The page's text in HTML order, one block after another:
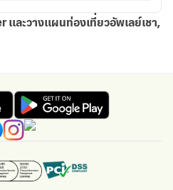
และวางแผนท่องเที่ยวอัพเลย์เชา,